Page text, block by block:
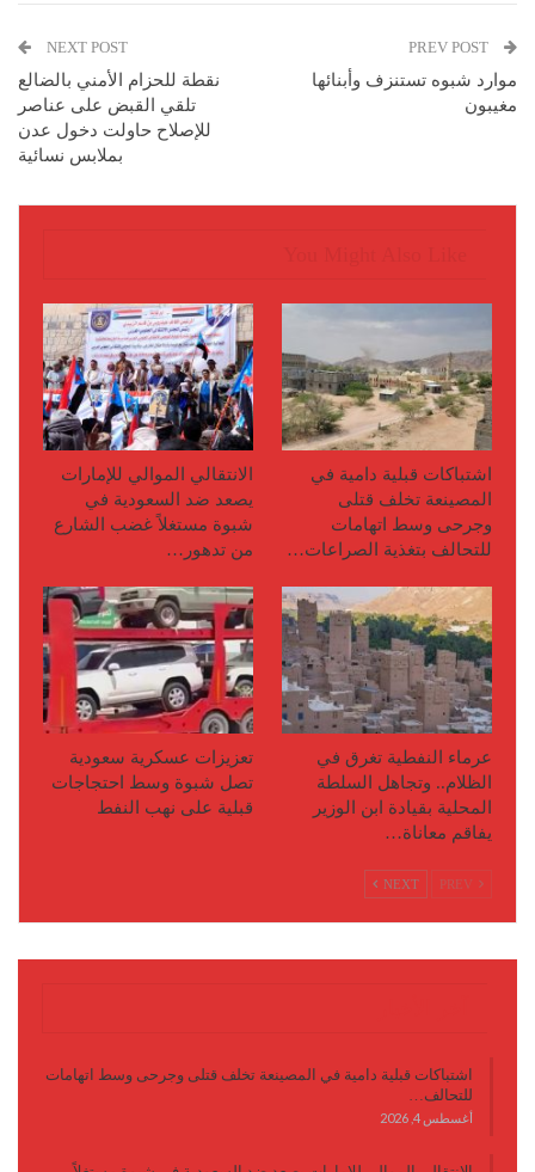
موارد شبوه تستنزف وأبنائها
مغيبون
NEXT POST
نقطة للحزام الأمني بالضالع
تلقي القبض على عناصر
للإصلاح حاولت دخول عدن
بملابس نسائية
اشتباكات قبلية دامية في
المصينعة تخلف قتلى
وجرحى وسط اتهامات
للتحالف بتغذية الصراعات…
الانتقالي الموالي للإمارات
يصعد ضد السعودية في
شبوة مستغلاً غضب الشارع
من تدهور…
عرماء النفطية تغرق في
الظلام.. وتجاهل السلطة
المحلية بقيادة ابن الوزير
يفاقم معاناة…
تعزيزات عسكرية سعودية
تصل شبوة وسط احتجاجات
قبلية على نهب النفط
NEXT
اشتباكات قبلية دامية في المصينعة تخلف قتلى وجرحى وسط اتهامات
للتحالف…
أغسطس 4, 2026